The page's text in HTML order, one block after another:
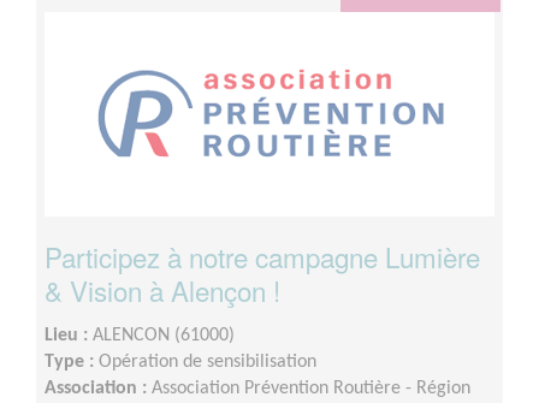
Participez à notre campagne Lumière
& Vision à Alençon !
Lieu : ALENCON (61000)
Type : Opération de sensibilisation
Association : Association Prévention Routière - Région